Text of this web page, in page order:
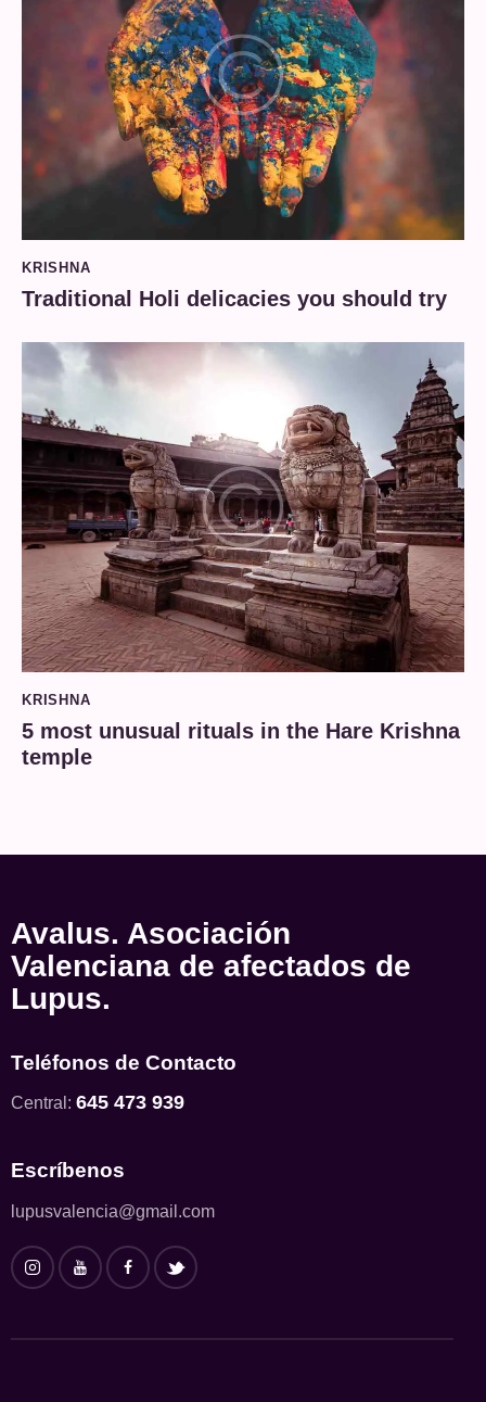
KRISHNA
Traditional Holi delicacies you should try
KRISHNA
5 most unusual rituals in the Hare Krishna
temple
Avalus. Asociación
Valenciana de afectados de
Lupus.
Teléfonos de Contacto
Central: 645 473 939
Escríbenos
lupusvalencia@gmail.com